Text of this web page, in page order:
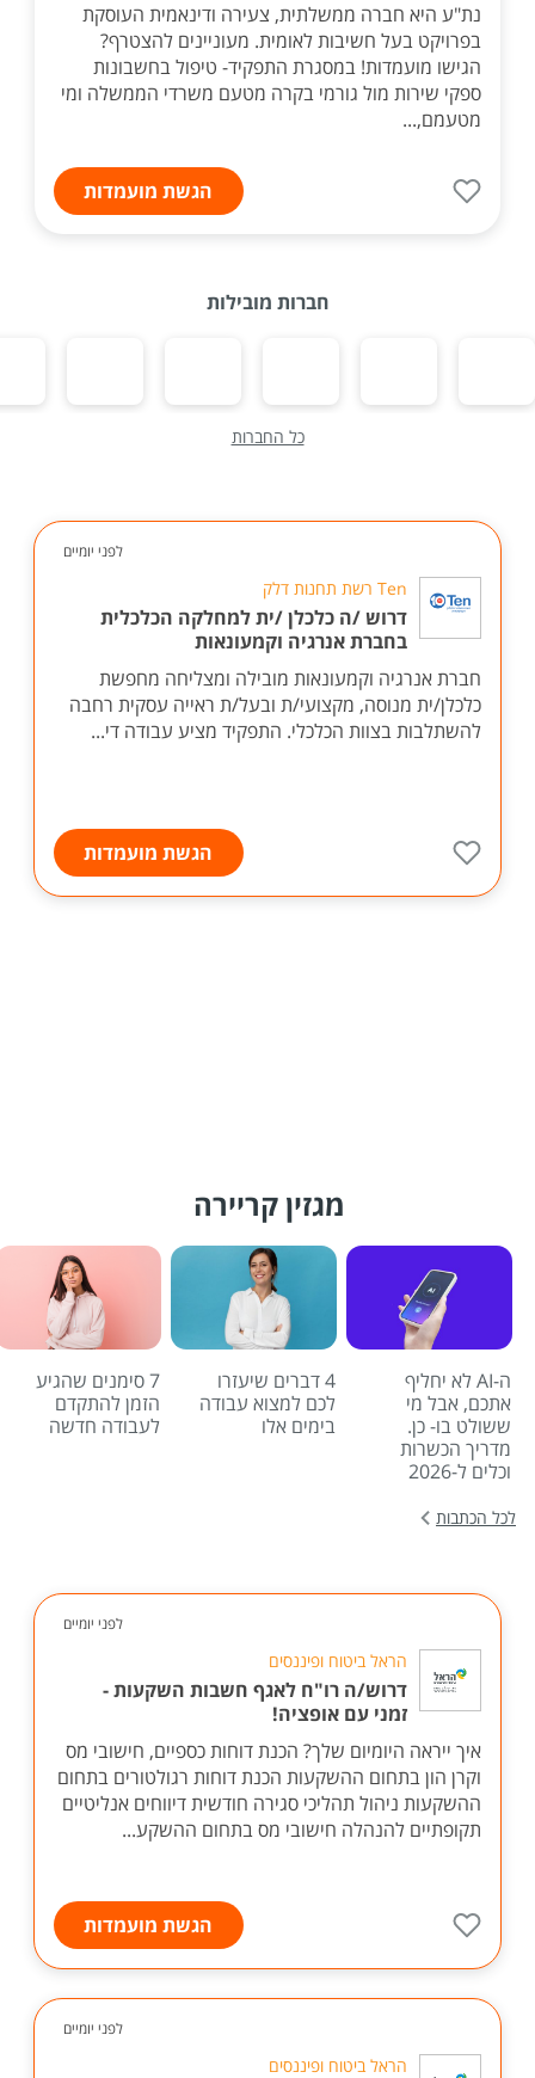
נת"ע היא חברה ממשלתית, צעירה ודינאמית העוסקת
בפרויקט בעל חשיבות לאומית. מעוניינים להצטרף?
הגישו מועמדות! במסגרת התפקיד- טיפול בחשבונות
ספקי שירות מול גורמי בקרה מטעם משרדי הממשלה ומי
מטעמם,...
הגשת מועמדות
חברות מובילות
כל החברות
לפני יומיים
Ten רשת תחנות דלק
דרוש /ה כלכלן /ית למחלקה הכלכלית
בחברת אנרגיה וקמעונאות
חברת אנרגיה וקמעונאות מובילה ומצליחה מחפשת
כלכלן/ית מנוסה, מקצועי/ת ובעל/ת ראייה עסקית רחבה
להשתלבות בצוות הכלכלי. התפקיד מציע עבודה די...
הגשת מועמדות
מגזין קריירה
ה-AI לא יחליף
אתכם, אבל מי
ששולט בו- כן.
מדריך הכשרות
וכלים ל-2026
4 דברים שיעזרו
לכם למצוא עבודה
בימים אלו
7 סימנים שהגיע
הזמן להתקדם
לעבודה חדשה
לכל הכתבות
לפני יומיים
הראל ביטוח ופיננסים
דרוש/ה רו"ח לאגף חשבות השקעות -
זמני עם אופציה!
איך ייראה היומיום שלך? הכנת דוחות כספיים, חישובי מס
וקרן הון בתחום ההשקעות הכנת דוחות רגולטורים בתחום
ההשקעות ניהול תהליכי סגירה חודשית דיווחים אנליטיים
תקופתיים להנהלה חישובי מס בתחום ההשקע...
הגשת מועמדות
לפני יומיים
הראל ביטוח ופיננסים